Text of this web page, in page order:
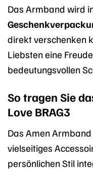
Das Armband wird
direkt verschenken
Liebsten eine
bedeutungsvollen
So tragen Sie
Love BRAG3
Das Amen
vielseitiges
persönlichen Stil